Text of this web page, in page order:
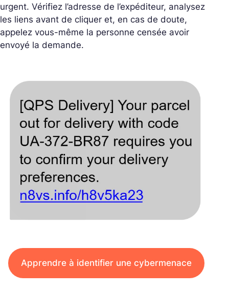
urgent. Vérifiez l’adresse de l’expéditeur, analysez
les liens avant de cliquer et, en cas de doute,
appelez vous-même la personne censée avoir
envoyé la demande.
Apprendre à identifier une cybermenace